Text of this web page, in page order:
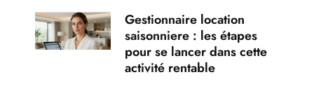
Gestionnaire location
saisonniere : les étapes
pour se lancer dans cette
activité rentable